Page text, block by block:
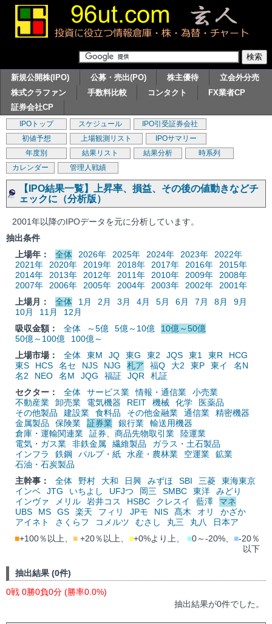
新規公開株(IPO) 公募・売出(PO) 株主優待
立会外分売
株式クラファン
手数料比較 コンタクト
FX業者CP
証券会社CP
IPOトップ スケジュール
IPO引受証券会社
初値予想
上場観測リスト
IPOサマリー
年度別
結果リスト 結果分析
時系列
カレンダー
管理人戦績
【IPO結果一覧】上昇率、損益、その後の値動きなどチ
ェックに（分析版）
2001年以降のIPOデータを元に分析しています。
抽出条件
上場年：
全体 2026年 2025年 2024年 2023年
2022年
2021年
2020年 2019年 2018年 2017年 2016年
2015年
2014年
2013年 2012年 2011年 2010年 2009年
2008年
2007年
2006年 2005年 2004年 2003年 2002年
2001年
上場月：
全体 1月 2月 3月 4月 5月 6月 7月 8月
9月
10月
11月
12月
吸収金額：
全体 ～5億 5億～10億
10億～50億
50億～100億
100億～
上場市場：
全体 東M JQ 東G 東2 JQS 東1 東R
HCG
東S
HCS 名セ NJS NJG 札ア 福Q 大2 東P 東イ
名N
名2
NEO 名M JQG 福証 JQR
札証
セクター：
全体 サービス業 情報・通信業
小売業
不動産業
卸売業 電気機器 REIT 機械 化学
医薬品
その他製品
建設業 食料品 その他金融業 通信業
精密機器
金属製品
保険業 証券業 銀行業
輸送用機器
倉庫・運輸関連業
証券、商品先物取引業
陸運業
電気・ガス業
非鉄金属 繊維製品
ガラス・土石製品
インフラ
鉄鋼 パルプ・紙 水産・農林業 空運業
鉱業
石油・石炭製品
主幹事：
全体 野村 大和 日興 みずほ SBI 三菱
東海東京
インベ
JTG いちよし UFJつ 岡三 SMBC 東洋
みどり
インヴァ
メリル 岩井コス HSBC クレスイ 藍澤
マネ
UBS
MS GS 楽天 フィリ JPモ NIS 髙木 オリ
かざか
アイネト
さくらフ コメルツ むさし 丸三 丸八
日本ア
■+100％以上、 ■ +20％以上、 ■+0%より上、 ■0～-20%、 ■-20％
以下
抽出結果 (0件)
0戦 0勝0負0分 (勝率0.0%)
抽出結果が0件でした。